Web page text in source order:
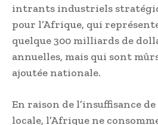
intrants industriels
pour l’Afrique, qui
quelque 300 milliards de
annuelles, mais qui sont
ajoutée nationale.
En raison de l’insuffisance
locale, l’Afrique ne